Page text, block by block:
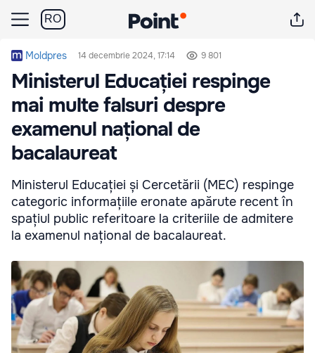
RO
Moldpres 14 decembrie 2024, 17:14 9 801
Ministerul Educației respinge
mai multe falsuri despre
examenul național de
bacalaureat
Ministerul Educației și Cercetării (MEC) respinge
categoric informațiile eronate apărute recent în
spațiul public referitoare la criteriile de admitere
la examenul național de bacalaureat.